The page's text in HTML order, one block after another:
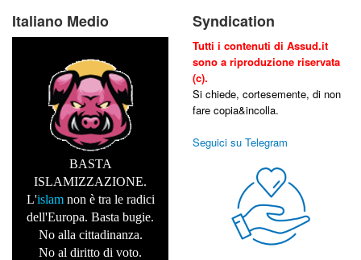
Italiano Medio
BASTA
ISLAMIZZAZIONE.
L'islam non è tra le radici
dell'Europa. Basta bugie.
No alla cittadinanza.
No al diritto di voto.
Syndication
Tutti i contenuti di Assud.it
sono a riproduzione riservata
(c).
Si chiede, cortesemente, di non
fare copia&incolla.
Seguici su Telegram